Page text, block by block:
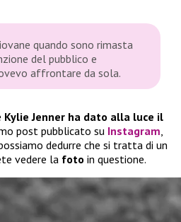
quando sono rimasta
del pubblico e
affrontare da sola.
Kylie Jenner ha dato alla luce il
post pubblicato su Instagram,
dedurre che si tratta di un
vedere la foto in questione.